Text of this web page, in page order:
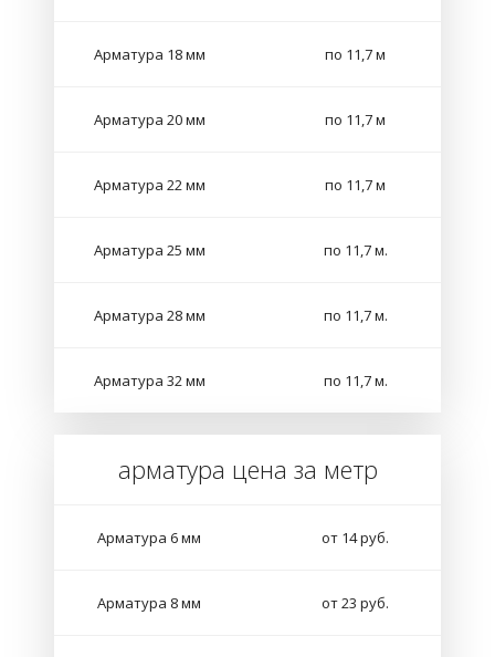
Арматура 18 мм по 11,7 м
Арматура 20 мм по 11,7 м
Арматура 22 мм по 11,7 м
Арматура 25 мм по 11,7 м.
Арматура 28 мм по 11,7 м.
Арматура 32 мм по 11,7 м.
арматура цена за метр
Арматура 6 мм от 14 руб.
Арматура 8 мм от 23 руб.